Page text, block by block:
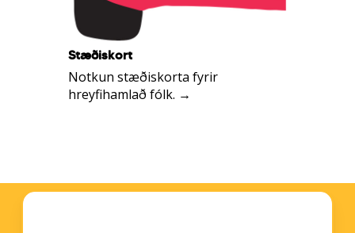
Stæðiskort
Notkun stæðiskorta fyrir
hreyfihamlað fólk. →